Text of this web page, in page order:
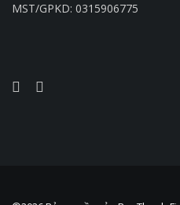
MST/GPKD: 0315906775